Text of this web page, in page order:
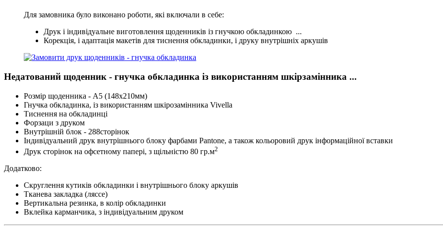
Для замовника було виконано роботи, які включали в себе:
Друк і індивідуальне виготовлення щоденників із гнучкою обкладинкою ...
Корекція, і адаптація макетів для тиснення обкладинки, і друку внутрішніх аркушів
Недатований щоденник - гнучка обкладинка із використанням шкірзамінника ...
Розмір щоденника - А5 (148х210мм)
Гнучка обкладинка, із використанням шкірозамінника Vivella
Тиснення на обкладинці
Форзаци з друком
Внутрішній блок - 288сторінок
Індивідуальний друк внутрішнього блоку фарбами Pantone, а також кольоровий друк інформаційної вставки
Друк сторінок на офсетному папері, з щільністю 80 гр.м2
Додатково:
Скруглення кутиків обкладинки і внутрішнього блоку аркушів
Тканева закладка (ляссе)
Вертикальна резинка, в колір обкладинки
Вклейка карманчика, з індивідуальним друком